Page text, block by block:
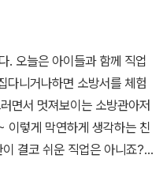
를 갖춰 놓는지를 이 책은 자
산과 바다 등 각 영역에서의
고 수습 119 구조와 응급처
영역에서 소방관이 늘 활약
위기 상황에 대해 평소 많은
니다. [바쁘다 바빠! 소방관
으면서 새로 많이 배웠어요.
기 위해남녀노소 항상 조심하
어 현장에 있는 듯한 실감이
압방법, 그리고 현재의 다양
라 사용되는 많은 소방차,환
들'하늘에서, 땅에서, 바다에
습에 넋을 잃고 봤다. 소방관
기르고,교대근무를 하며 24
업
다니거나하면 소방서를 체험
면서 멋져보이는 소방관아저
이렇게 막연하게 생각하는 친
결코 쉬운 직업은 아니죠?